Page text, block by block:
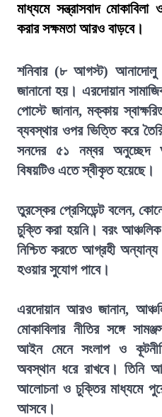
মাধ্যমে সন্ত্রাসবাদ মোকাবিলা
করার সক্ষমতা আরও বাড়বে।
শনিবার (৮ আগস্ট) আনাদোলু
জানানো হয়। এরদোয়ান
পোস্টে জানান, মক্কায়
ব্যবস্থার ওপর ভিত্তি করে
সনদের ৫১ নম্বর অনুচ্ছেদ
বিষয়টিও এতে স্বীকৃত হয়েছে।
তুরস্কের প্রেসিডেন্ট বলেন,
চুক্তি করা হয়নি। বরং
নিশ্চিত করতে আগ্রহী
হওয়ার সুযোগ পাবে।
এরদোয়ান আরও জানান,
মোকাবিলার নীতির সঙ্গে
আইন মেনে সংলাপ ও
অবস্থান ধরে রাখবে। তিনি
আলোচনা ও চুক্তির মাধ্যমে
আসবে।